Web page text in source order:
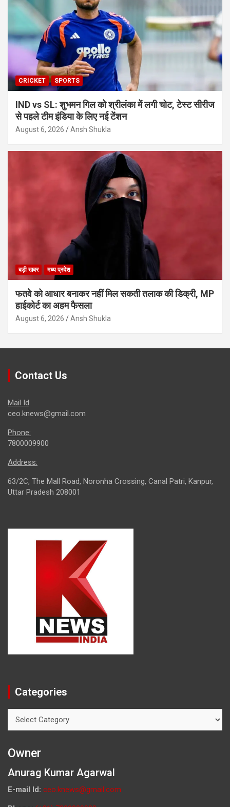
CRICKET SPORTS
IND vs SL: शुभमन गिल को श्रीलंका में लगी चोट, टेस्ट सीरीज
से पहले टीम इंडिया के लिए नई टेंशन
August 6, 2026 Ansh Shukla
बड़ी खबर मध्य प्रदेश
फतवे को आधार बनाकर नहीं मिल सकती तलाक की डिक्री, MP
हाईकोर्ट का अहम फैसला
August 6, 2026 Ansh Shukla
Contact Us
Mail Id
ceo.knews@gmail.com
Phone:
7800009900
Address:
63/2C, The Mall Road, Noronha Crossing, Canal Patri, Kanpur,
Uttar Pradesh 208001
Categories
Owner
Anurag Kumar Agarwal
E-mail Id: ceo.knews@gmail.com